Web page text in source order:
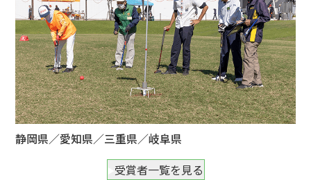
静岡県／愛知県／三重県／岐阜県
受賞者一覧を見る